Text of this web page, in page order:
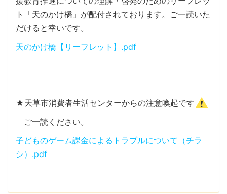
ト「天のかけ橋」が配付されております。ご一読いた
だけると幸いです。
天のかけ橋【リーフレット】.pdf
★天草市消費者生活センターからの注意喚起です
ご一読ください。
子どものゲーム課金によるトラブルについて（チラ
シ）.pdf